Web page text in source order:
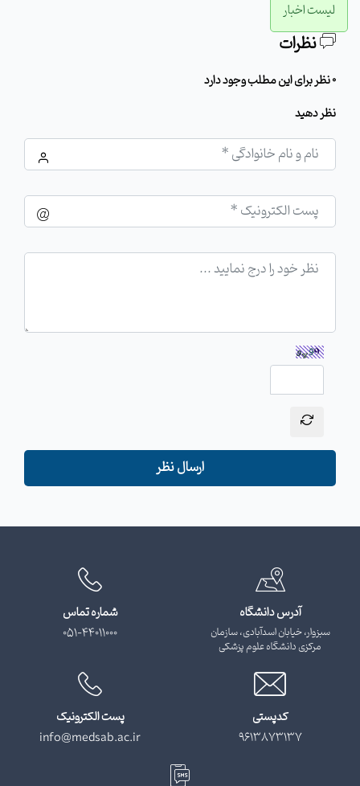
لیست اخبار
نظرات
0 نظر برای این مطلب وجود دارد
نظر دهید
ارسال نظر
آدرس دانشگاه
سبزوار، خیابان اسدآبادی، سازمان
مرکزی دانشگاه علوم پزشکی
شماره تماس
051-44011000
کدپستی
9613873137
پست الکترونیک
info@medsab.ac.ir